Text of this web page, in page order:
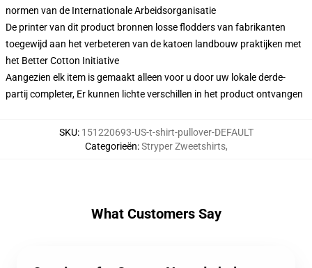
normen van de Internationale Arbeidsorganisatie
De printer van dit product bronnen losse flodders van fabrikanten
toegewijd aan het verbeteren van de katoen landbouw praktijken met
het Better Cotton Initiative
Aangezien elk item is gemaakt alleen voor u door uw lokale derde-
partij completer, Er kunnen lichte verschillen in het product ontvangen
SKU: 151220693-US-t-shirt-pullover-DEFAULT
Categorieën:Stryper Zweetshirts,
What Customers Say